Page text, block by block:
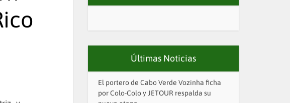
Últimas Noticias
El portero de Cabo Verde Vozinha ficha
por Colo-Colo y JETOUR respalda su